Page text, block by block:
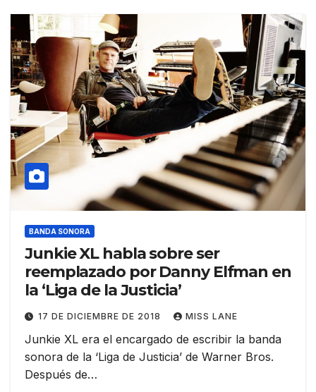
BANDA SONORA
Junkie XL habla sobre ser
reemplazado por Danny Elfman en
la ‘Liga de la Justicia’
17 DE DICIEMBRE DE 2018 MISS LANE
Junkie XL era el encargado de escribir la banda
sonora de la ‘Liga de Justicia’ de Warner Bros.
Después de…